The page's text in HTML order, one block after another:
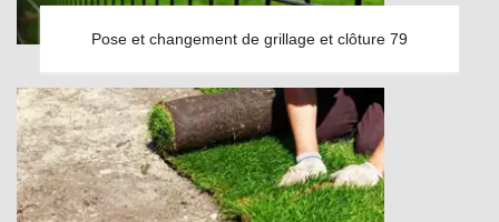
Pose et changement de grillage et clôture 79